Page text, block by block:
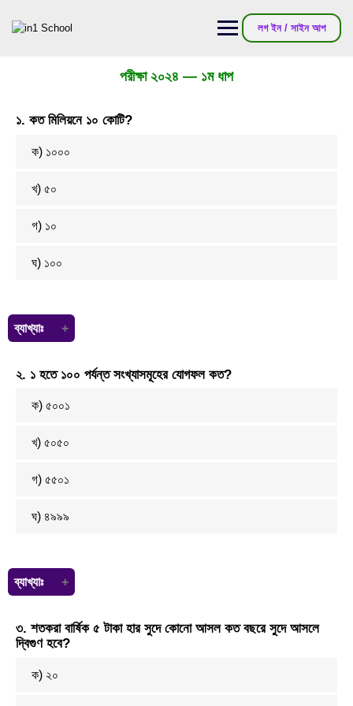
লগ ইন / সাইন আপ
পরীক্ষা ২০২৪ — ১ম ধাপ
১. কত মিলিয়নে ১০ কোটি?
ক) ১০০০
খ) ৫০
গ) ১০
ঘ) ১০০
ব্যাখ্যাঃ
১০০০০০০০০ ÷ ১০০০০০০ = ১০০ মিলিয়ন। ১০ কোটিকে ১ মিলিয়ন বা ১০ লক্ষ
দিয়ে ভাগ করলেই হবে।
২. ১ হতে ১০০ পর্যন্ত সংখ্যাসমূহের যোগফল কত?
ক) ৫০০১
খ) ৫০৫০
গ) ৫৫০১
ঘ) ৪৯৯৯
ব্যাখ্যাঃ
১ থেকে শুরু স্বাভাবিক সংখ্যাগুলোর সমষ্টি = {n×(n+1)} ÷ 2 এখানে n = পদ
সংখ্যা ১ থেকে ১০০ পর্যন্ত পদ আছে ১০০ টি। সুতরাং এখানে n = ১০০
সুতরাং সমষ্টি = {১০০×(১০০+১)}÷২
= ৫০ × ১০১
৩. শতকরা বার্ষিক ৫ টাকা হার সুদে কোনো আসল কত বছরে সুদে আসলে
দ্বিগুণ হবে?
ক) ২০